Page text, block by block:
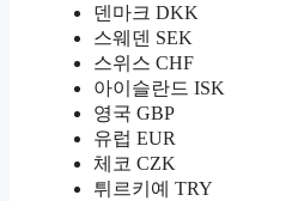
덴마크 DKK
스웨덴 SEK
스위스 CHF
아이슬란드 ISK
영국 GBP
유럽 EUR
체코 CZK
튀르키예 TRY